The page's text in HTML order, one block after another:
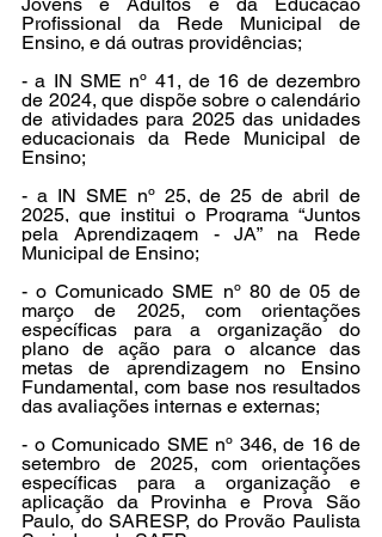
Profissional da Rede Municipal de
Ensino, e dá outras providências;
- a IN SME nº 41, de 16 de dezembro
de 2024, que dispõe sobre o calendário
de atividades para 2025 das unidades
educacionais da Rede Municipal de
Ensino;
- a IN SME nº 25, de 25 de abril de
2025, que institui o Programa “Juntos
pela Aprendizagem - JA” na Rede
Municipal de Ensino;
- o Comunicado SME nº 80 de 05 de
março de 2025, com orientações
específicas para a organização do
plano de ação para o alcance das
metas de aprendizagem no Ensino
Fundamental, com base nos resultados
das avaliações internas e externas;
- o Comunicado SME nº 346, de 16 de
setembro de 2025, com orientações
específicas para a organização e
aplicação da Provinha e Prova São
Paulo, do SARESP, do Provão Paulista